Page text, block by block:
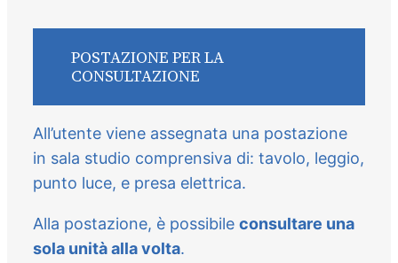
POSTAZIONE PER LA
CONSULTAZIONE
All’utente viene assegnata una postazione
in sala studio comprensiva di: tavolo, leggio,
punto luce, e presa elettrica.
Alla postazione, è possibileconsultare una
sola unità alla volta.